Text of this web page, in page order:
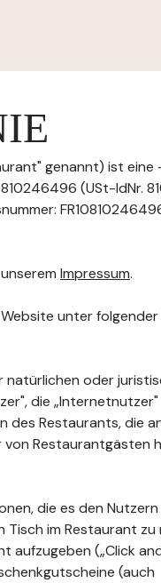
genannt) ist eine
(USt-IdNr.
Impressum.
unter folgender
oder
die „Internetnutzer"
des Restaurants, die
Restaurantgästen
die es den
im Restaurant zu
aufzugeben („Click
(auch